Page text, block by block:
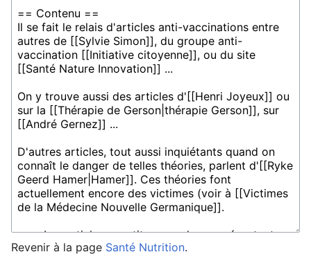
Revenir à la page Santé Nutrition.